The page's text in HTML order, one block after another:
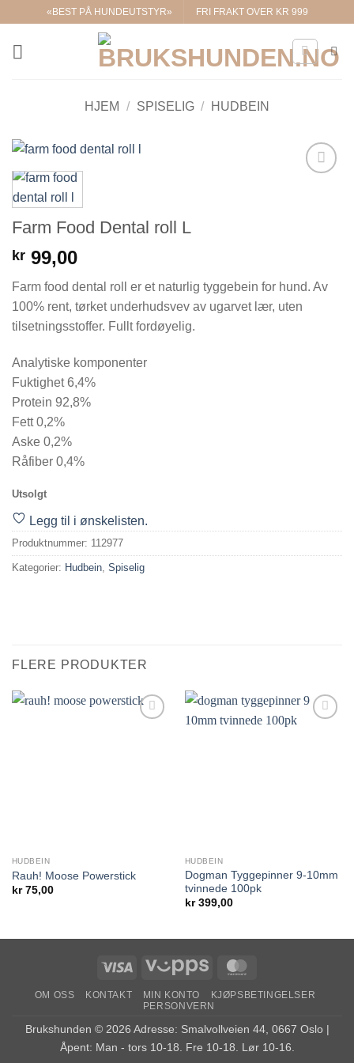
content
«BEST PÅ HUNDEUTSTYR» FRI FRAKT OVER KR 999
HJEM / SPISELIG / HUDBEIN
Farm Food Dental roll L
kr 99,00
Farm food dental roll er et naturlig tyggebein for hund. Av
100% rent, tørket underhudsvev av ugarvet lær, uten
tilsetningsstoffer. Fullt fordøyelig.
Analytiske komponenter
Fuktighet 6,4%
Protein 92,8%
Fett 0,2%
Aske 0,2%
Råfiber 0,4%
Utsolgt
Legg til i ønskelisten.
Produktnummer: 112977
Kategorier: Hudbein Spiselig
FLERE PRODUKTER
HUDBEIN
Rauh! Moose Powerstick
kr75,00
HUDBEIN
Dogman Tyggepinner 9-10mm
tvinnede 100pk
kr399,00
Visa Vipps
OM OSS KONTAKT MIN KONTO
KJØPSBETINGELSER
PERSONVERN
Brukshunden © 2026 Adresse: Smalvollveien 44, 0667 Oslo |
Åpent: Man - tors 10-18. Fre 10-18. Lør 10-16.